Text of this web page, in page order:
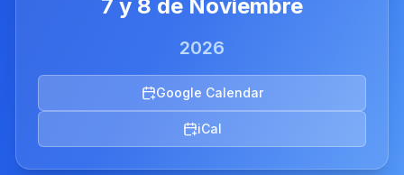
7 y 8 de Noviembre
2026
Google Calendar
iCal